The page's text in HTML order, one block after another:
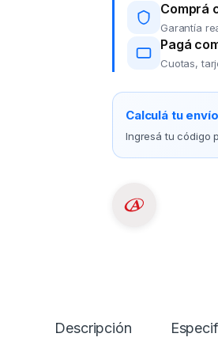
Comprá
Garantía
Pagá
Cuotas,
Calculá tu
Ingresá tu código
Descripción